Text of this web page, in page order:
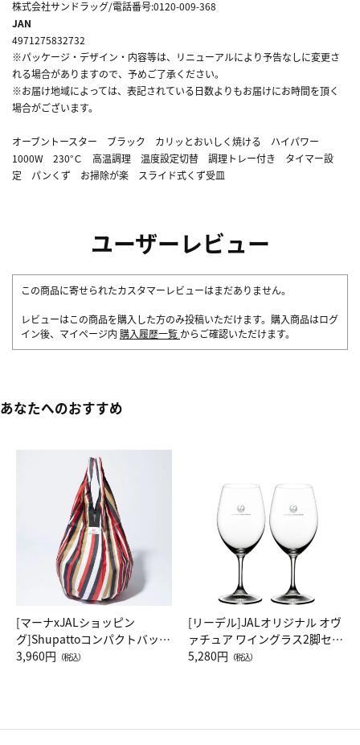
株式会社サンドラッグ/電話番号:0120-009-368
JAN
4971275832732
※パッケージ・デザイン・内容等は、リニューアルにより予告なしに変更さ
れる場合がありますので、予めご了承ください。
※お届け地域によっては、表記されている日数よりもお届けにお時間を頂く
場合がございます。
オーブントースター ブラック カリッとおいしく焼ける ハイパワー
1000W 230°Ｃ 高温調理 温度設定切替 調理トレー付き タイマー設
定 パンくず お掃除が楽 スライド式くず受皿
ユーザーレビュー
この商品に寄せられたカスタマーレビューはまだありません。
レビューはこの商品を購入した方のみ投稿いただけます。購入商品はログ
イン後、マイページ内 購入履歴一覧 からご確認いただけます。
あなたへのおすすめ
[マーナxJALショッピン
グ]Shupattoコンパクトバッグ
Drop JAL客室乗務員（LC）ス
3,960円 （税込）
[リーデル]JALオリジナル オヴ
ァチュア ワイングラス2脚セッ
ト（レッドワイン）
5,280円 （税込）